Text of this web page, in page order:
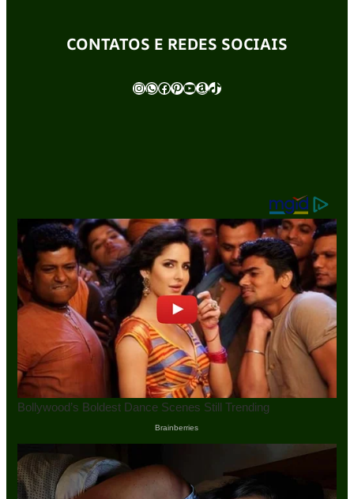
CONTATOS E REDES SOCIAIS
InstagramWhatsApp Facebook Pinterest Youtube Amazon TikTok